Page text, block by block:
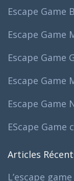
Escape Game
Escape Game
Escape Game
Escape Game
Escape Game
EScape Game
Articles
L’escape